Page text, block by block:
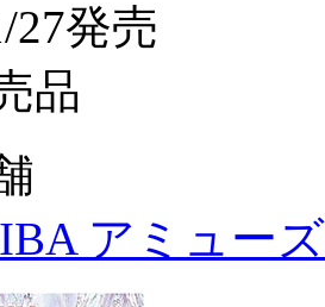
27発売
品
アミュー